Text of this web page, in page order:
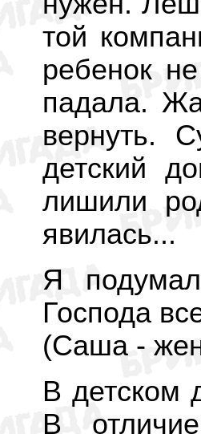
той
ребенок
падала.
вернуть.
детский
лишили
явилась...
Я
Господа
(Саша -
В детском
В